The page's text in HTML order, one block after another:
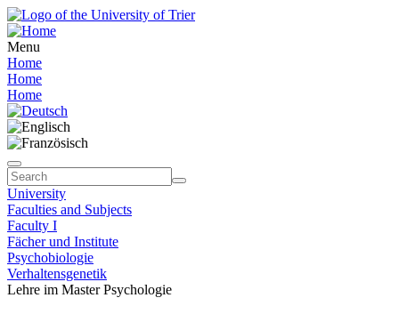
Menu
Home
Home
Home
University
Faculties and Subjects
Faculty I
Fächer und Institute
Psychobiologie
Verhaltensgenetik
Lehre im Master Psychologie